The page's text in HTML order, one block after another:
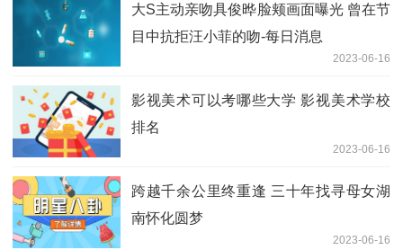
大S主动亲吻具俊晔脸颊画面曝光 曾在节
目中抗拒汪小菲的吻-每日消息
2023-06-16
影视美术可以考哪些大学 影视美术学校
排名
2023-06-16
跨越千余公里终重逢 三十年找寻母女湖
南怀化圆梦
2023-06-16